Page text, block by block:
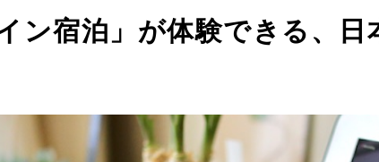
ン宿泊」が体験できる、